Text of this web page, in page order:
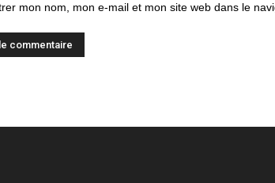
mon nom, mon e-mail et mon site web dans le